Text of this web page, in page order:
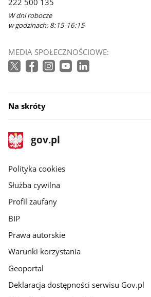
W dni robocze
w godzinach: 8:15-16:15
MEDIA SPOŁECZNOŚCIOWE:
Na skróty
stopka
gov.pl
Strona
gov.pl
gov.pl
Polityka cookies
Służba cywilna
Profil zaufany
BIP
Prawa autorskie
Warunki korzystania
Geoportal
Deklaracja dostępności serwisu Gov.pl